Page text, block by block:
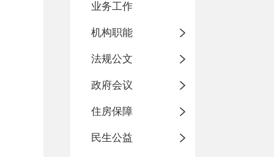
业务工作
机构职能
法规公文
政府会议
住房保障
民生公益